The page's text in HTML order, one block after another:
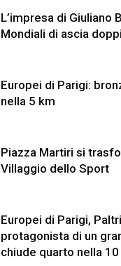
L’impresa di Giuliano
Mondiali di ascia
Europei di Parigi:
nella 5 km
Piazza Martiri si
Villaggio dello Sport
Europei di Parigi,
protagonista di un
chiude quarto nella